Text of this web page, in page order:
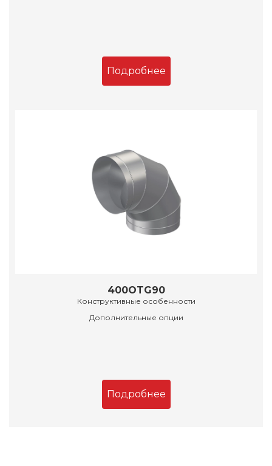
Подробнее
400OTG90
Конструктивные особенности
Дополнительные опции
Подробнее